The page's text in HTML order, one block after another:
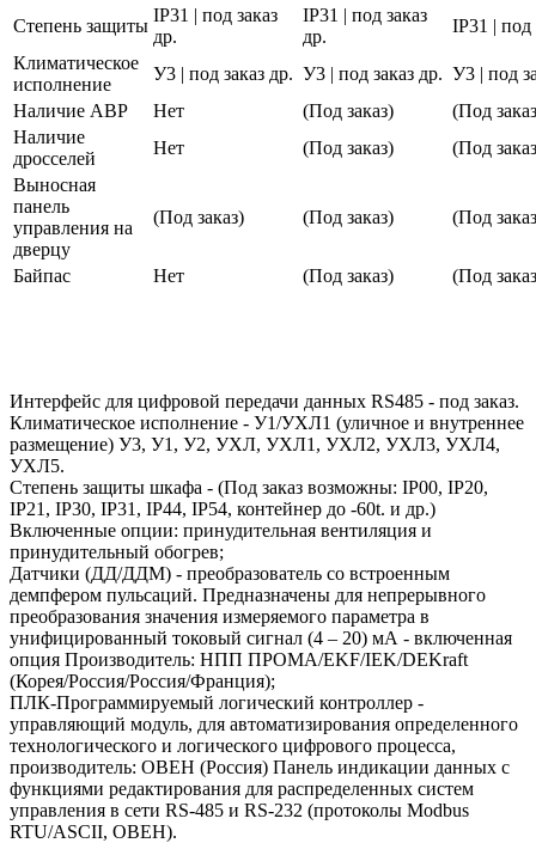
Степень защиты
IP31 | под заказ
др.
IP31 | под заказ
др.
IP31 | под
Климатическое
исполнение
У3 | под заказ др. У3 | под заказ др. У3 | под
Наличие АВР
Нет (Под заказ)
(Под
Наличие
дросселей
Нет (Под заказ)
(Под
Выносная
панель
управления на
дверцу
(Под заказ) (Под заказ) (Под
Байпас Нет (Под заказ) (Под
Интерфейс для цифровой передачи данных RS485 - под заказ.
Климатическое исполнение - У1/УХЛ1 (уличное и внутреннее
размещение) У3, У1, У2, УХЛ, УХЛ1, УХЛ2, УХЛ3, УХЛ4,
УХЛ5.
Степень защиты шкафа - (Под заказ возможны: IP00, IP20,
IP21, IP30, IP31, IP44, IP54, контейнер до -60t. и др.)
Включенные опции: принудительная вентиляция и
принудительный обогрев;
Датчики (ДД/ДДМ) - преобразователь со встроенным
демпфером пульсаций. Предназначены для непрерывного
преобразования значения измеряемого параметра в
унифицированный токовый сигнал (4 – 20) мА - включенная
опция Производитель: НПП ПРОМА/EKF/IEK/DEKraft
(Корея/Россия/Россия/Франция);
ПЛК-Программируемый логический контроллер -
управляющий модуль, для автоматизирования определенного
технологического и логического цифрового процесса,
производитель: ОВЕН (Россия) Панель индикации данных с
функциями редактирования для распределенных систем
управления в сети RS-485 и RS-232 (протоколы Modbus
RTU/ASCII, ОВЕН).